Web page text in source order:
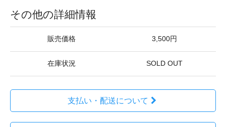
その他の詳細情報
販売価格 3,500円
在庫状況 SOLD OUT
支払い・配送について